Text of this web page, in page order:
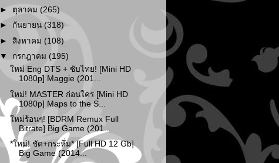
► ตุลาคม (265)
► กันยายน(318)
►สิงหาคม (108)
▼ กรกฎาคม(195)
ใหม่ Eng DTS + ซับไทย! [Mini HD
1080p] Maggie (201...
ใหม่! MASTER ก่อนใคร [Mini HD
1080p] Maps to the S...
ใหม่ร้อนๆ! [BDRM Remux Full
Bitrate] Big Game (201...
*ใหม่! ชัด+กระหึ่ม* [Full HD 12 Gb]
Big Game (2014...